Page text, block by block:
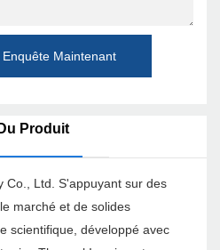
Maintenant
Produit
Co., Ltd. S'appuyant sur des
marché et de solides
scientifique, développé avec